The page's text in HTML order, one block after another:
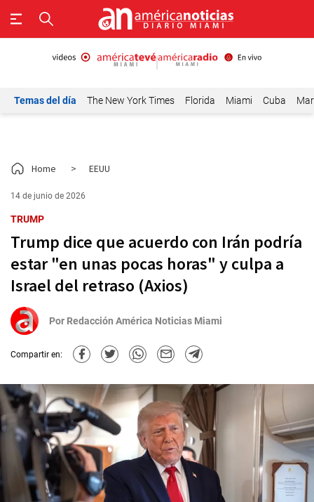
Temas del día The New York Times Florida Miami Cuba
Home > EEUU
14 de junio de 2026
TRUMP
Trump dice que acuerdo con Irán podría
estar "en unas pocas horas" y culpa a
Israel del retraso (Axios)
Por Redacción América Noticias Miami
Compartir en: